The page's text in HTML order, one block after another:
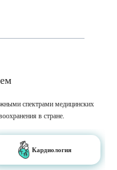
спектрами медицинских
в стране.
Кардиология